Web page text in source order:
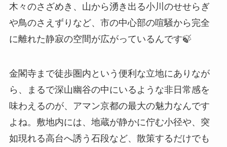
木々のさざめき、山から湧き出る小川のせせらぎ
や鳥のさえずりなど、市の中心部の喧騒から完全
に離れた静寂の空間が広がっているんです🍃
金閣寺まで徒歩圏内という便利な立地にありなが
ら、まるで深山幽谷の中にいるような非日常感を
味わえるのが、アマン京都の最大の魅力なんです
よね。敷地内には、地蔵が静かに佇む小径や、突
如現れる高台へ誘う石段など、散策するだけでも